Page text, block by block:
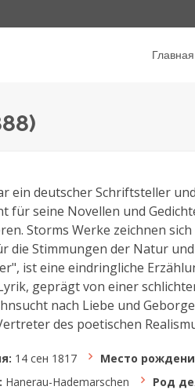
Главная
ein deutscher Schriftsteller
für seine Novellen und
Storms Werke zeichnen
die Stimmungen der Natur
ist eine eindringliche
geprägt von einer
nach Liebe und
des poetischen
14 сен 1817 Место
Hanerau-Hademarschen Род